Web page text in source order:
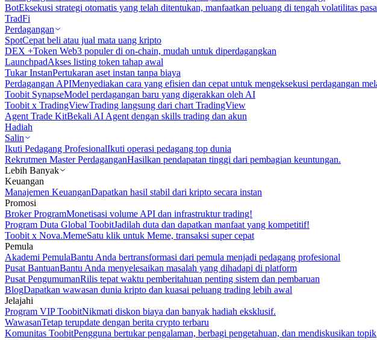
BotEksekusi strategi otomatis yang telah ditentukan, manfaatkan peluang di tengah volatilitas
TradFi
Perdagangan
SpotCepat beli atau jual mata uang kripto
DEX +Token Web3 populer di on-chain, mudah untuk diperdagangkan
LaunchpadAkses listing token tahap awal
Tukar InstanPertukaran aset instan tanpa biaya
Perdagangan APIMenyediakan cara yang efisien dan cepat untuk mengeksekusi perdagangan
Toobit SynapseModel perdagangan baru yang digerakkan oleh AI
Toobit x TradingViewTrading langsung dari chart TradingView
Agent Trade KitBekali AI Agent dengan skills trading dan akun
Hadiah
Salin
Ikuti Pedagang ProfesionalIkuti operasi pedagang top dunia
Rekrutmen Master PerdaganganHasilkan pendapatan tinggi dari pembagian keuntungan.
Lebih Banyak
Keuangan
Manajemen KeuanganDapatkan hasil stabil dari kripto secara instan
Promosi
Broker ProgramMonetisasi volume API dan infrastruktur trading!
Program Duta Global ToobitJadilah duta dan dapatkan manfaat yang kompetitif!
Toobit x Nova.MemeSatu klik untuk Meme, transaksi super cepat
Pemula
Akademi PemulaBantu Anda bertransformasi dari pemula menjadi pedagang profesional
Pusat BantuanBantu Anda menyelesaikan masalah yang dihadapi di platform
Pusat PengumumanRilis tepat waktu pemberitahuan penting sistem dan pembaruan
BlogDapatkan wawasan dunia kripto dan kuasai peluang trading lebih awal
Jelajahi
Program VIP ToobitNikmati diskon biaya dan banyak hadiah eksklusif.
WawasanTetap terupdate dengan berita crypto terbaru
Komunitas ToobitPengguna bertukar pengalaman, berbagi pengetahuan, dan mendiskusikan topik